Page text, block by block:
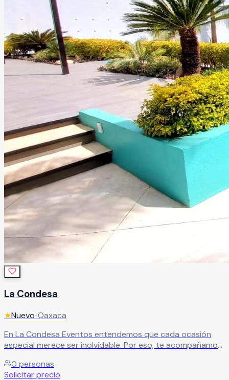
La Condesa
★Nuevo•Oaxaca
En La Condesa Eventos entendemos que cada ocasión
especial merece ser inolvidable. Por eso, te acompañamos
cuidando cada detalle para que todo salga perfecto. Tú
solo elige los servicios y opciones que más te gusten, y
0 personas
Solicitar precio